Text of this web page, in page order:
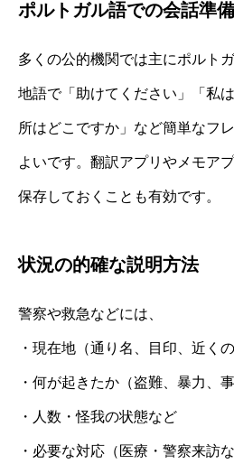
ポルトガル語での会話準備
多くの公的機関では主にポルト
地語で「助けてください」「私
所はどこですか」など簡単なフ
よいです。翻訳アプリやメモア
保存しておくことも有効です。
状況の的確な説明方法
警察や救急などには、
・現在地（通り名、目印、近く
・何が起きたか（盗難、暴力、事
・人数・怪我の状態など
・必要な対応（医療・警察来訪な